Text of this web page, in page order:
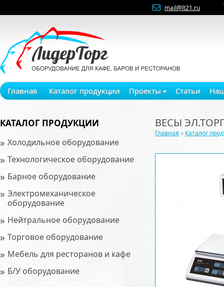
mail@lt21.ru
Главная Каталог продукции Проекты Статьи
КАТАЛОГ ПРОДУКЦИИ
» Холодильное оборудование
» Технологическое оборудование
» Барное оборудование
» Электромеханическое
оборудование
» Нейтральное оборудование
» Торговое оборудование
» Мебель для ресторанов и кафе
» Б/У оборудование
ВЕСЫ
Главная » Каталог